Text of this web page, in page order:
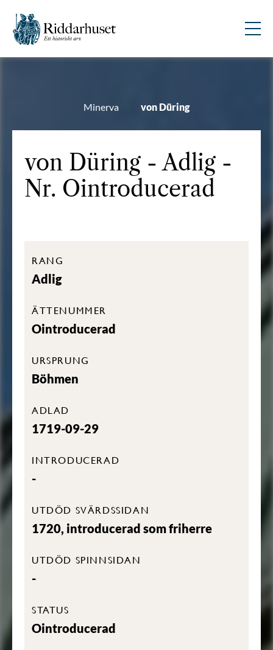
Minerva von Düring
von Düring - Adlig -
Nr. Ointroducerad
RANG
Adlig
ÄTTENUMMER
Ointroducerad
URSPRUNG
Böhmen
ADLAD
1719-09-29
INTRODUCERAD
-
UTDÖD SVÄRDSSIDAN
1720, introducerad som friherre
UTDÖD SPINNSIDAN
-
STATUS
Ointroducerad